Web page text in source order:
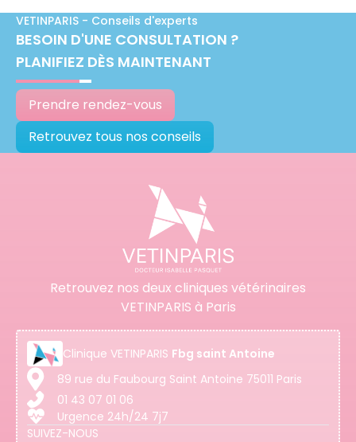
VETINPARIS - Conseils d'experts
BESOIN D'UNE CONSULTATION ?
PLANIFIEZ DÈS MAINTENANT
Prendre rendez-vous
Retrouvez tous nos conseils
Retrouvez nos deux cliniques vétérinaires
VETINPARIS à Paris
Clinique VETINPARIS Fbg saint Antoine
89 rue du Faubourg Saint Antoine 75011 Paris
01 43 07 01 06
Urgence 24h/24 7j7
SUIVEZ-NOUS